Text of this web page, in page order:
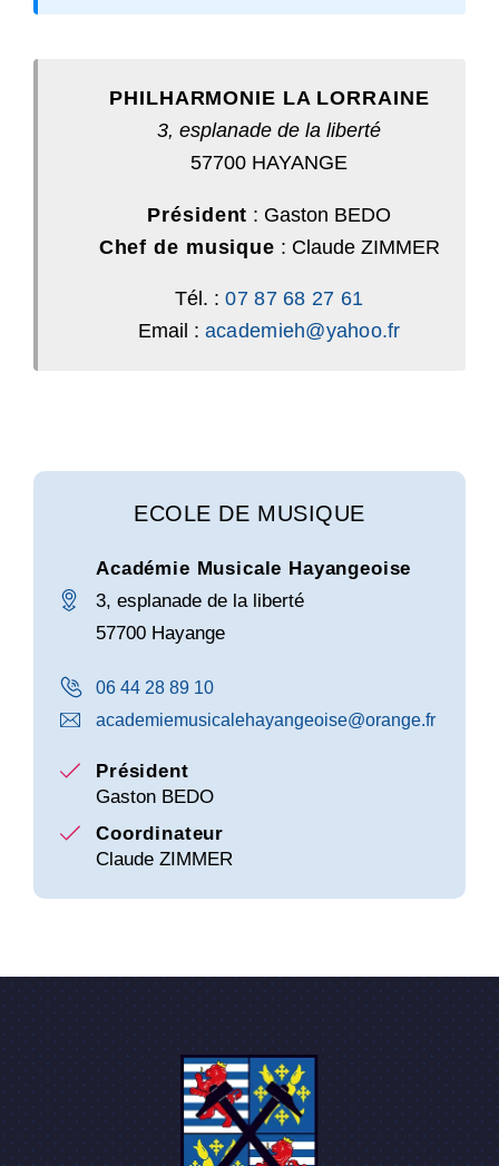
PHILHARMONIE LA LORRAINE
3, esplanade de la liberté
57700 HAYANGE
Président : Gaston BEDO
Chef de musique : Claude ZIMMER
Tél. :07 87 68 27 61
Email : academieh@yahoo.fr
ECOLE DE MUSIQUE
Académie Musicale Hayangeoise
3, esplanade de la liberté
57700 Hayange
06 44 28 89 10
academiemusicalehayangeoise@orange.fr
Président
Gaston BEDO
Coordinateur
Claude ZIMMER